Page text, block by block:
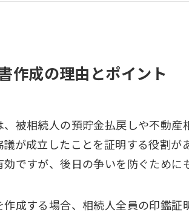
作成の理由とポイント
被相続人の預貯金払戻しや不動
が成立したことを証明する役割が
ですが、後日の争いを防ぐために
成する場合、相続人全員の印鑑証